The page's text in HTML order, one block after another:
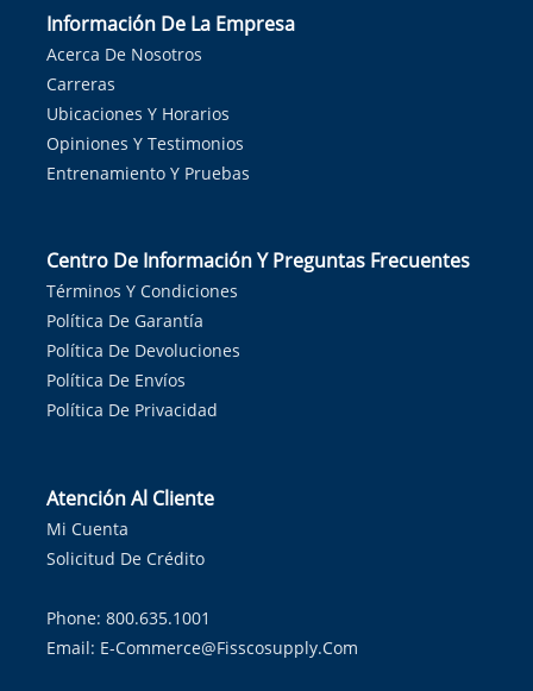
Información De La Empresa
Acerca De Nosotros
Carreras
Ubicaciones Y Horarios
Opiniones Y Testimonios
Entrenamiento Y Pruebas
Centro De Información Y Preguntas Frecuentes
Términos Y Condiciones
Política De Garantía
Política De Devoluciones
Política De Envíos
Política De Privacidad
Atención Al Cliente
Mi Cuenta
Solicitud De Crédito
Phone: 800.635.1001
Email: E-Commerce@fisscosupply.com